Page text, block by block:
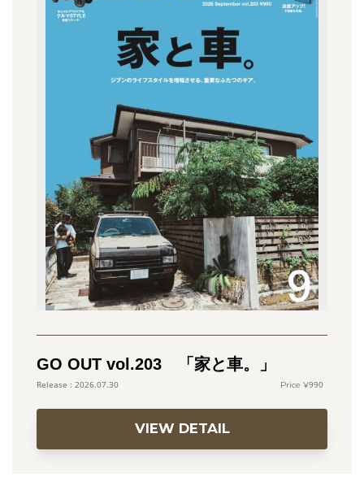
GO OUT vol.203 「家と車。」
2026.07.30 990
VIEW DETAIL